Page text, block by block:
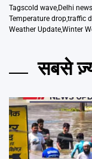
Tagscold wave Delhi news
Temperature droptraffic
Weather UpdateWinter
सबसे